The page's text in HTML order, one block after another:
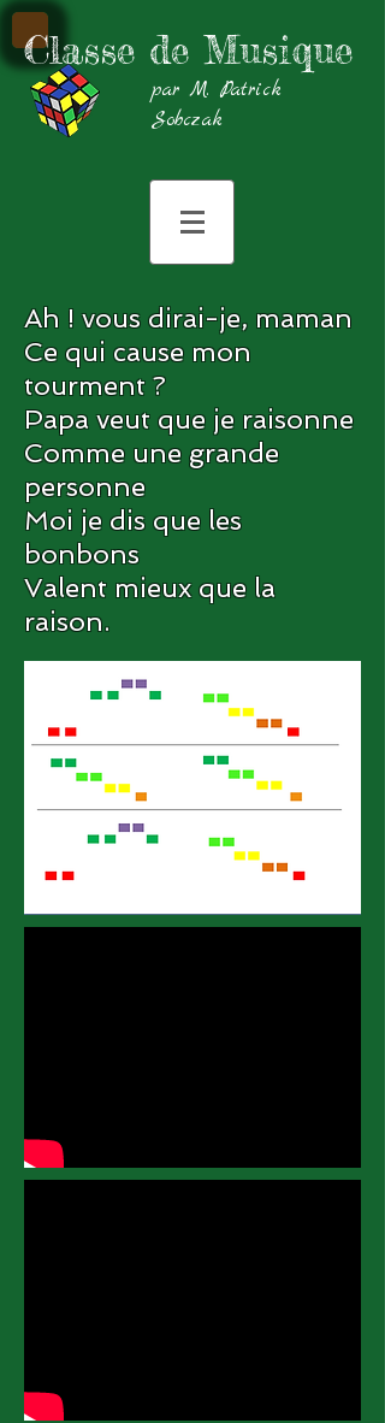
Classe de Musique
par M. Patrick
Sobczak
Ah ! vous dirai-je, maman
Ce qui cause mon
tourment ?
Papa veut que je raisonne
Comme une grande
personne
Moi je dis que les
bonbons
Valent mieux que la
raison.